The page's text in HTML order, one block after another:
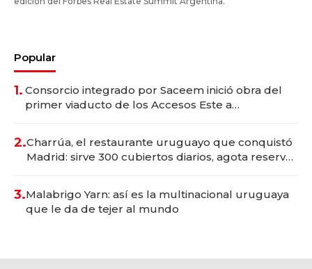
Popular
1. Consorcio integrado por Saceem inició obra del
primer viaducto de los Accesos Este a
2.Charrúa, el restaurante uruguayo que conquistó
Madrid: sirve 300 cubiertos diarios, agota reservas
3.Malabrigo Yarn: así es la multinacional uruguaya
que le da de tejer al mundo